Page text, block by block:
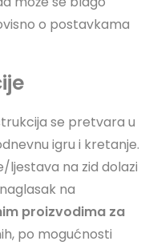
o postavkama
se pretvara u
igru i kretanje.
ljestava na zid dolazi
na
proizvodima za
po mogućnosti